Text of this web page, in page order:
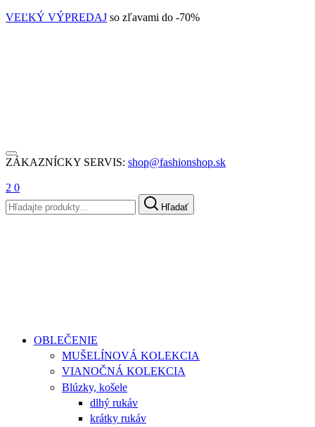
VEĽKÝ VÝPREDAJ so zľavami do -70%
ZÁKAZNÍCKY SERVIS: shop@fashionshop.sk
2 0
Hľadať
OBLEČENIE
MUŠELÍNOVÁ KOLEKCIA
VIANOČNÁ KOLEKCIA
Blúzky, košele
dlhý rukáv
krátky rukáv